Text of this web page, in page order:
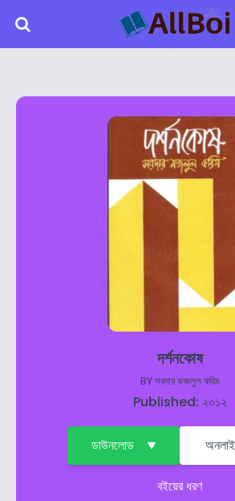
দর্শনকোষ
BYসরদার ফজলুল করিম
Published: ২০১২
ডাউনলোড
বইয়ের ধরণ